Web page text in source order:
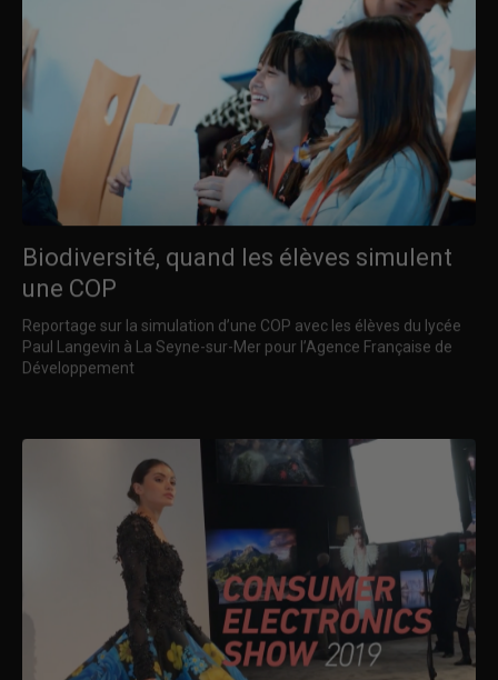
Biodiversité, quand les élèves simulent
une COP
Reportage sur la simulation d’une COP avec les élèves du lycée
Paul Langevin à La Seyne-sur-Mer pour l’Agence Française de
Développement